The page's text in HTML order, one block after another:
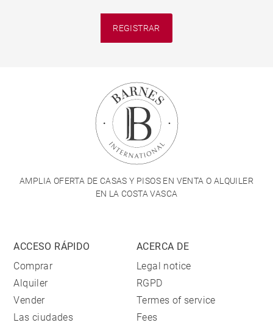
REGISTRAR
AMPLIA OFERTA DE CASAS Y PISOS EN VENTA O ALQUILER
EN LA COSTA VASCA
ACCESO RÁPIDO
Comprar
Alquiler
Vender
Las ciudades
ACERCA DE
Legal notice
RGPD
Termes of service
Fees